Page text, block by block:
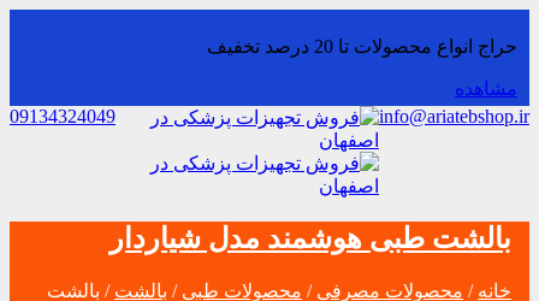
حراج انواع محصولات تا 20 درصد تخفیف
مشاهده
info@ariatebshop.ir
09134324049
بالشت طبی هوشمند مدل شیاردار
خانه / محصولات مصرفی / محصولات طبی / بالشت / بالشت